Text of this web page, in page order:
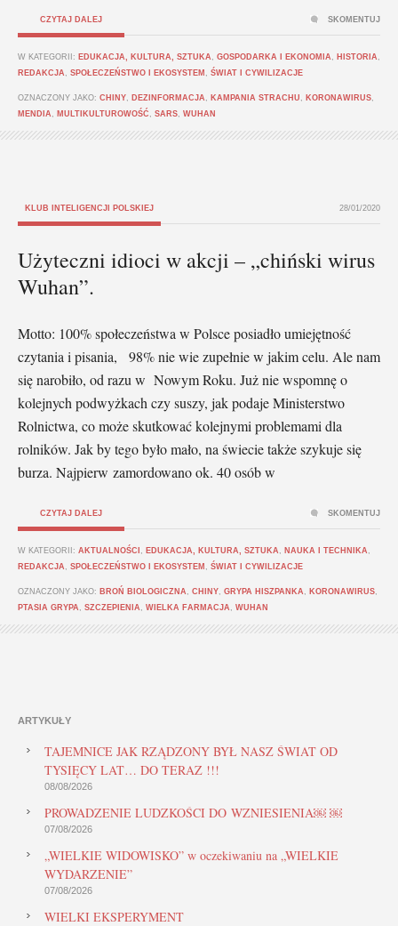
CZYTAJ DALEJ
W KATEGORII: EDUKACJA, KULTURA, SZTUKA GOSPODARKA I EKONOMIA HISTORIA
REDAKCJA
SPOŁECZEŃSTWO I EKOSYSTEM ŚWIAT I CYWILIZACJE
OZNACZONY JAKO: CHINY DEZINFORMACJA KAMPANIA STRACHU KORONAWIRUS
MENDIA
MULTIKULTUROWOŚĆ SARS WUHAN
SKOMENTUJ
KLUB INTELIGENCJI POLSKIEJ 28/01/2020
Użyteczni idioci w akcji – „chiński wirus
Wuhan”.
Motto: 100% społeczeństwa w Polsce posiadło umiejętność
czytania i pisania, 98% nie wie zupełnie w jakim celu. Ale nam
się narobiło, od razu w Nowym Roku. Już nie wspomnę o
kolejnych podwyżkach czy suszy, jak podaje Ministerstwo
Rolnictwa, co może skutkować kolejnymi problemami dla
rolników. Jak by tego było mało, na świecie także szykuje się
burza. Najpierw zamordowano ok. 40 osób w
CZYTAJ DALEJ
W KATEGORII: AKTUALNOŚCI EDUKACJA, KULTURA, SZTUKA NAUKA I TECHNIKA
REDAKCJA
SPOŁECZEŃSTWO I EKOSYSTEM ŚWIAT I CYWILIZACJE
OZNACZONY JAKO: BROŃ BIOLOGICZNA CHINY GRYPA HISZPANKA KORONAWIRUS
PTASIA GRYPA
SZCZEPIENIA WIELKA FARMACJA WUHAN
SKOMENTUJ
ARTYKUŁY
TAJEMNICE JAK RZĄDZONY BYŁ NASZ ŚWIAT OD
TYSIĘCY LAT… DO TERAZ !!!
08/08/2026
PROWADZENIE LUDZKOŚCI DO WZNIESIENIA￼ ￼
07/08/2026
„WIELKIE WIDOWISKO” w oczekiwaniu na „WIELKIE
WYDARZENIE”
07/08/2026
WIELKI EKSPERYMENT